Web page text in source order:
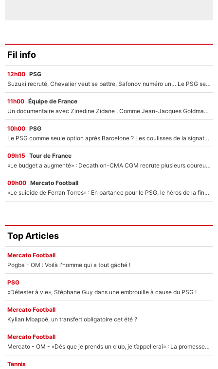
Fil info
12h00 PSG
Suzuki recruté, Chevalier veut se battre, Safonov numéro un… Le PSG se lance encore dans un gros chantier pour le poste de gardien de but
11h00 Équipe de France
Un documentaire avec Zinedine Zidane : Comme Jean-Jacques Goldman et Mylène Farmer, le nouveau sélectionneur de l'équipe de France a recalé une journaliste très connue
10h00 PSG
Le PSG comme seule option après Barcelone ? Les coulisses de la signature historique de Lionel Messi sont révélées au grand jour !
09h15 Tour de France
«Le budget a augmenté» : Decathlon-CMA CGM recrute plusieurs coureurs pour offrir à Paul Seixas une équipe pour gagner le Tour de France 2027
09h00 Mercato Football
«Le suicide de Ferran Torres» : En partance pour le PSG, le héros de la finale de la Coupe du monde s'attire les foudres de la presse espagnole !
Top Articles
Mercato Football
Pogba - OM : Voilà l'homme qui a tout gâché !
PSG
«Détester à vie», Stéphane Guy dans une embrouille à cause du PSG !
Mercato Football
Kylian Mbappé, un transfert obligatoire cet été ?
Mercato Football
Mercato - OM - «Dès que je prends un club, je t’appellerai» : La promesse de Marcelino au moment de claquer la porte
Tennis